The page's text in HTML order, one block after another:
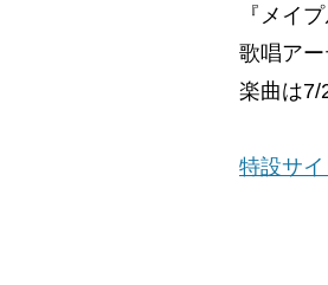
『メイ
歌唱ア
楽曲は7/
特設サ